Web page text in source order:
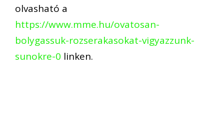
olvasható a
https://www.mme.hu/ovatosan-
bolygassuk-rozserakasokat-vigyazzunk-
sunokre-0 linken.